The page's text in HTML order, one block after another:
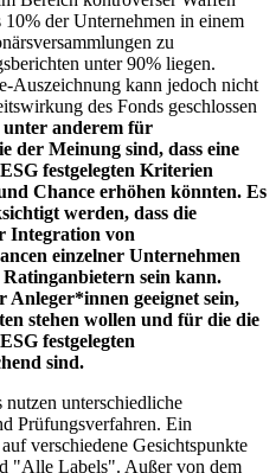
der Unternehmen in einem
zu
unter 90% liegen.
Auszeichnung kann jedoch nicht
des Fonds geschlossen
anderem für
der Meinung sind, dass eine
festgelegten Kriterien
Chance erhöhen könnten. Es
werden, dass die
Integration von
einzelner Unternehmen
sein kann.
geeignet sein,
stehen wollen und für die die
festgelegten
sind.
unterschiedliche
Prüfungsverfahren. Ein
verschiedene Gesichtspunkte
"Alle Labels". Außer von dem